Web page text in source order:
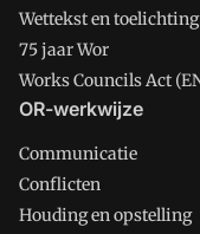
Wettekst en toelichting
75 jaar Wor
Works Councils Act
OR-werkwijze
Communicatie
Conflicten
Houding en opstelling